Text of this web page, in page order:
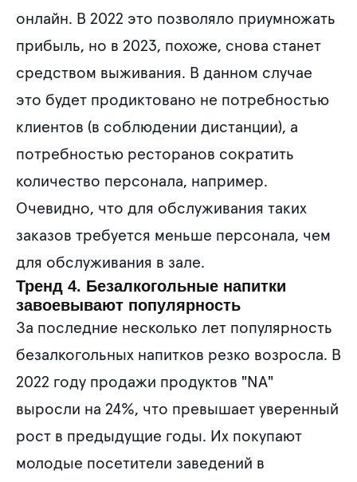
онлайн. В 2022 это позволяло приумножать
прибыль, но в 2023, похоже, снова станет
средством выживания. В данном случае
это будет продиктовано не потребностью
клиентов (в соблюдении дистанции), а
потребностью ресторанов сократить
количество персонала, например.
Очевидно, что для обслуживания таких
заказов требуется меньше персонала, чем
для обслуживания в зале.
Тренд 4. Безалкогольные напитки
завоевывают популярность
За последние несколько лет популярность
безалкогольных напитков резко возросла. В
2022 году продажи продуктов "NA"
выросли на 24%, что превышает уверенный
рост в предыдущие годы. Их покупают
молодые посетители заведений в